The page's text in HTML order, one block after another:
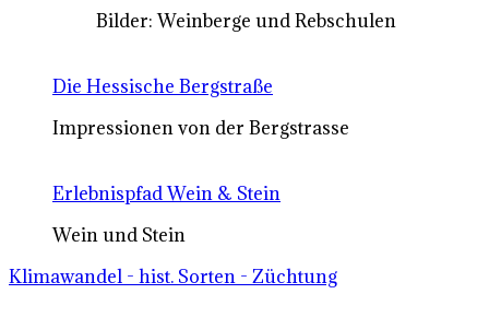
Bilder: Weinberge und Rebschulen
Die Hessische Bergstraße
Impressionen von der Bergstrasse
Erlebnispfad Wein & Stein
Wein und Stein
Klimawandel - hist. Sorten - Züchtung